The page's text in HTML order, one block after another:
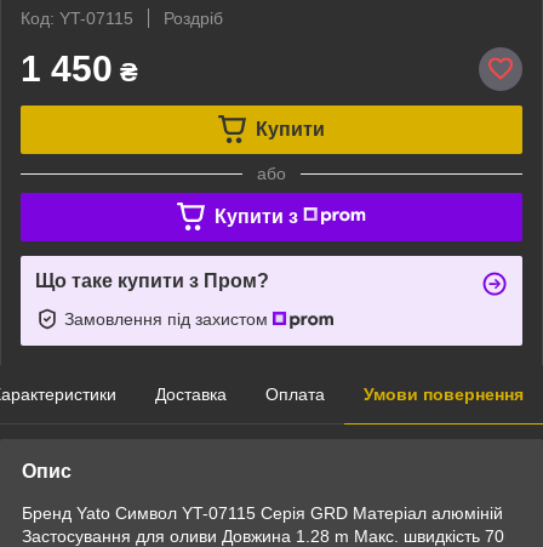
Код: YT-07115
Роздріб
1 450 ₴
Купити
або
Купити з
Що таке купити з Пром?
Замовлення під захистом
Доставка Оплата Умови повернення
Опис
Бренд Yato Символ YT-07115 Серія GRD Матеріал алюміній
Застосування для оливи Довжина 1.28 m Макс. швидкість 70